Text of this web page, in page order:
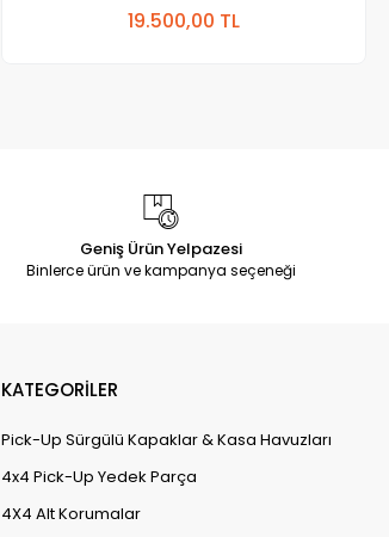
19.500,00 TL
Geniş Ürün Yelpazesi
Binlerce ürün ve kampanya seçeneği
KATEGORİLER
Pick-Up Sürgülü Kapaklar & Kasa Havuzları
4x4 Pick-Up Yedek Parça
4X4 Alt Korumalar